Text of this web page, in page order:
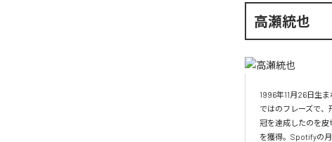
高瀬統也
1996年11月26日生
ではのフレーズで
冠を達成したのを皮
を獲得。Spotifyの